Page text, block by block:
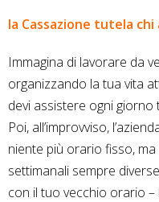
la Cassazione tutela
Immagina di lavorare da
organizzando la tua vita
devi assistere ogni giorno
Poi, all’improvviso,
niente più orario fisso,
settimanali sempre
con il tuo vecchio orario –